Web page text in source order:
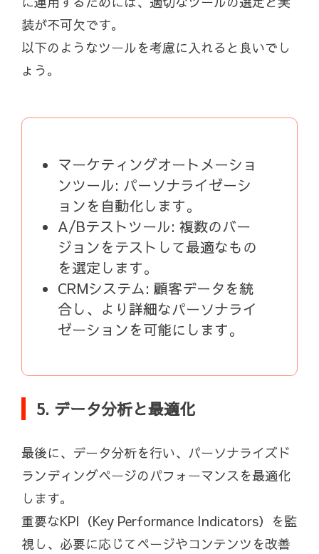
装が不可欠です。
以下のようなツールを考慮に入れると良いでし
ょう。
マーケティングオートメーショ
ンツール: パーソナライゼーシ
ョンを自動化します。
A/Bテストツール: 複数のバー
ジョンをテストして最適なもの
を選定します。
CRMシステム: 顧客データを統
合し、より詳細なパーソナライ
ゼーションを可能にします。
5. データ分析と最適化
最後に、データ分析を行い、パーソナライズド
ランディングページのパフォーマンスを最適化
します。
重要なKPI（Key Performance Indicators）を監
視し、必要に応じてページやコンテンツを改善